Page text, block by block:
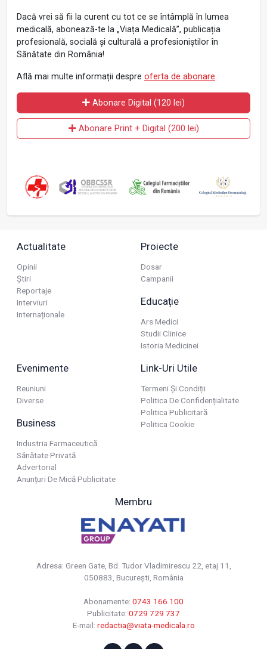
Dacă vrei să fii la curent cu tot ce se întâmplă în lumea
medicală, abonează-te la „Viața Medicală”, publicația
profesională, socială și culturală a profesioniștilor în
Sănătate din România!
Află mai multe informații despre oferta de abonare.
Abonare Digital (120 lei)
Abonare Print + Digital (200 lei)
Actualitate
Opinii
Știri
Reportaje
Interviuri
Internaționale
Proiecte
Dosar
Campanii
Educație
Ars Medici
Studii Clinice
Istoria Medicinei
Evenimente
Reuniuni
Diverse
Business
Industria Farmaceutică
Sănătate Privată
Advertorial
Anunțuri De Mică Publicitate
Link-Uri Utile
Termeni Și Condiții
Politica De Confidențialitate
Politica Publicitară
Politica Cookie
Membru
Adresa: Green Gate, Bd. Tudor Vladimirescu 22, etaj 11,
050883, Bucureşti, România
Abonamente: 0743 166 100
Publicitate: 0729 729 737
E-mail: redactia@viata-medicala.ro